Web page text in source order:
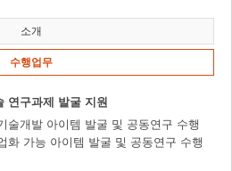
소개
수행업무
연구과제 발굴 지원
술개발 아이템 발굴 및 공동연구 수행
화 가능 아이템 발굴 및 공동연구 수행